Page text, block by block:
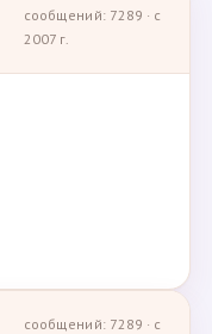
сообщений: 7289 · с
2007 г.
сообщений: 7289 · с